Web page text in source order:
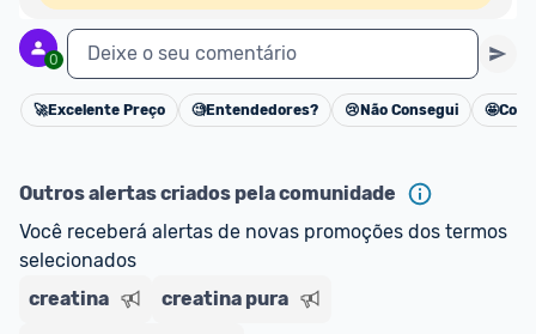
0 Deixe o seu comentário
Cancelar
🚀Excelente Preço 🧐Entendedores? 😢 Não Consegui 🤩
Outros alertas criados pela comunidade
Você receberá alertas de novas promoções dos termos
selecionados
creatina
creatina pura